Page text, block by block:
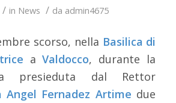
/ in News / da admin4675
scorso, nella Basilica di
aValdocco, durante la
presieduta dal Rettor
Angel Fernadez Artime due